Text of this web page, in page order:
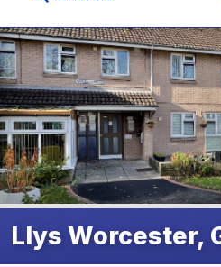
Llys Worcester,